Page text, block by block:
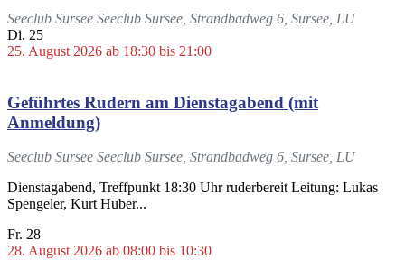
Seeclub Sursee Seeclub Sursee, Strandbadweg 6, Sursee, LU
Di. 25
25. August 2026 ab 18:30 bis 21:00
Geführtes Rudern am Dienstagabend (mit
Anmeldung)
Seeclub Sursee Seeclub Sursee, Strandbadweg 6, Sursee, LU
Dienstagabend, Treffpunkt 18:30 Uhr ruderbereit Leitung: Lukas
Spengeler, Kurt Huber...
Fr. 28
28. August 2026 ab 08:00 bis 10:30